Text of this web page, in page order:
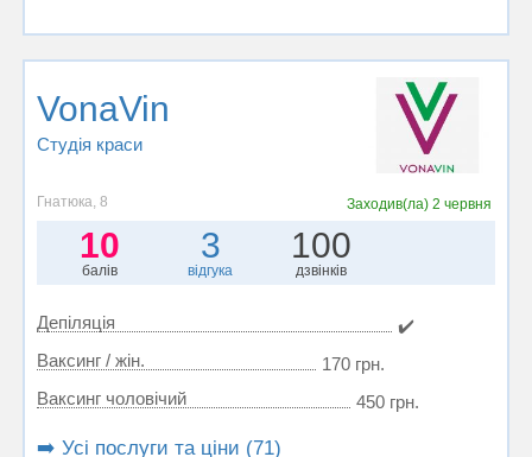
VonaVin
Студія краси
Гнатюка, 8 Заходив(ла) 2 червня
10
балів
3
відгука
100
дзвінків
Депіляція
✔️
Ваксинг / жін.
170 грн.
Ваксинг чоловічий
450 грн.
➡️ Усі послуги та ціни (71)